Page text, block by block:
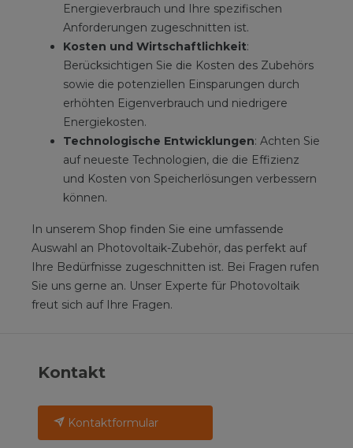
Energieverbrauch und Ihre spezifischen
Anforderungen zugeschnitten ist.
Kosten und Wirtschaftlichkeit:
Berücksichtigen Sie die Kosten des Zubehörs
sowie die potenziellen Einsparungen durch
erhöhten Eigenverbrauch und niedrigere
Energiekosten.
Technologische Entwicklungen: Achten Sie
auf neueste Technologien, die die Effizienz
und Kosten von Speicherlösungen verbessern
können.
In unserem Shop finden Sie eine umfassende
Auswahl an Photovoltaik-Zubehör, das perfekt auf
Ihre Bedürfnisse zugeschnitten ist. Bei Fragen rufen
Sie uns gerne an. Unser Experte für Photovoltaik
freut sich auf Ihre Fragen.
Kontakt
Kontaktformular